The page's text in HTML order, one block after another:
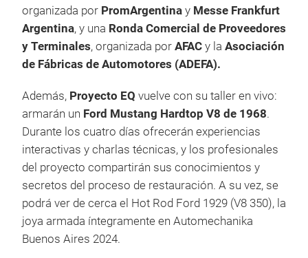
organizada por PromArgentina y Messe Frankfurt
Argentina, y una Ronda Comercial de Proveedores
y Terminales, organizada por AFAC y la Asociación
de Fábricas de Automotores (ADEFA).
Además, Proyecto EQ vuelve con su taller en vivo:
armarán un Ford Mustang Hardtop V8 de 1968.
Durante los cuatro días ofrecerán experiencias
interactivas y charlas técnicas, y los profesionales
del proyecto compartirán sus conocimientos y
secretos del proceso de restauración. A su vez, se
podrá ver de cerca el Hot Rod Ford 1929 (V8 350), la
joya armada íntegramente en Automechanika
Buenos Aires 2024.